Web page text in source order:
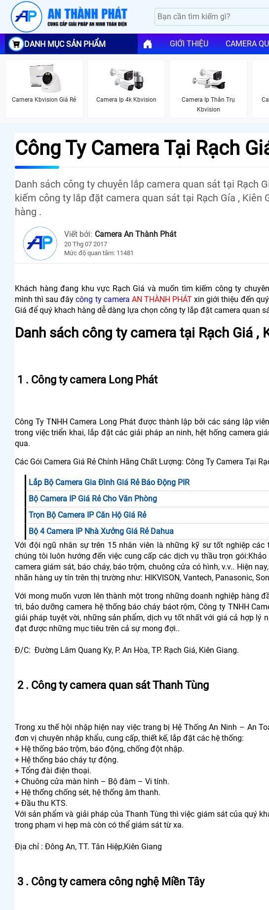
DANH MỤC SẢN PHẨM GIỚI THIỆU CAMERA
Camera Kbvision Giá Rẻ Camera Ip 4k Kbvision
Camera Ip Thân Trụ
Kbvision
Công Ty Camera Tại Rạch
Danh sách công ty chuyên lắp camera quan sát tại Rạch
kiếm công ty lắp đặt camera quan sát tại Rạch Gía , Kiên
hàng .
Viết bởi: Camera An Thành Phát
20 Thg 07 2017
Mức độ quan tâm: 11481
Khách hàng đang khu vực Rạch Giá và muốn tìm kiếm công ty
mình thì sau đâycông ty camera AN THÀNH PHÁT xin giới thiệu đến
Giá để quý khach hàng dễ dàng lựa chọn công ty lắp đặt camera quan
Danh sách công ty camera tại Rạch Giá ,
1 . Công ty camera Long Phát
Công Ty TNHH Camera Long Phát được thành lập bởi các sáng lập
trong việc triển khai, lắp đặt các giải pháp an ninh, hệt hống camera
qua.
Các Gói Camera Giá Rẻ Chính Hãng Chất Lượng: Công Ty Camera Tại
Lắp Bộ Camera Gia Đình Giá Rẻ Báo Động PIR
Bộ Camera IP Giá Rẻ Cho Văn Phòng
Trọn Bộ Camera IP Căn Hộ Giá Rẻ
Bộ 4 Camera IP Nhà Xưởng Giá Rẻ Dahua
Với đội ngũ nhân sự trên 15 nhân viên là những kỹ sư tốt nghiệp
chúng tôi luôn hướng đến việc cung cấp các dịch vụ thầu trọn
camera giám sát, báo cháy, báo trộm, chuông cửa có hình, v.v.. Hiện
nhãn hàng uy tín trên thị trường như: HIKVISON, Vantech, Panasonic,
Với mong muốn vươn lên thành một trong những doanh nghiệp hàng
trì, bảo dưỡng camera hệ thống báo cháy báot rộm, Công ty TNHH
giải pháp tuyệt vời, những sản phẩm, dịch vụ tốt nhất với giá cả hợp lý
đạt được những mục tiêu trên cả sự mong đợi..
Đ/C: Đường Lâm Quang Ky, P. An Hòa, TP. Rạch Giá, Kiên Giang.
2 . Công ty camera quan sát Thanh Tùng
Trong xu thế hội nhập hiện nay việc trang bị Hệ Thống An Ninh – An
đơn vị chuyên nhập khẩu, cung cấp, thiết kế, lắp đặt các hệ thống:
+ Hệ thống báo trộm, báo động, chống đột nhập.
+ Hệ thống báo cháy tự động.
+ Tổng đài điện thoại.
+ Chuông cửa màn hình – Bộ đàm – Vi tính.
+ Hệ thống chống sét, hệ thống âm thanh.
+ Đầu thu KTS.
Với sản phẩm và giải pháp của Thanh Tùng thì việc giám sát của quý
trong phạm vi hẹp mà còn có thể giám sát từ xa.
Địa chỉ : Đông An, TT. Tân Hiệp,Kiên Giang
3 . Công ty camera công nghệ Miền Tây